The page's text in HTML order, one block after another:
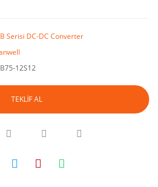
Serisi DC-DC Converter
12S12
TEKLİF AL